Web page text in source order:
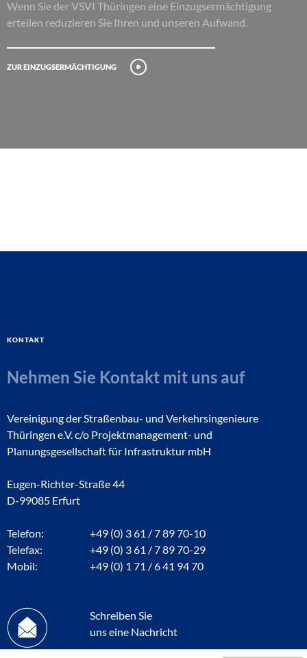
Wenn Sie der VSVI Thüringen eine Einzugsermächtigung
erteilen reduzieren Sie Ihren und unseren Aufwand.
Zur Einzugsermächtigung
Kontakt
Nehmen Sie Kontakt mit uns auf
Vereinigung der Straßenbau- und Verkehrsingenieure
Thüringen e.V. c/o Projektmanagement- und
Planungsgesellschaft für Infrastruktur mbH
Eugen-Richter-Straße 44
D-99085 Erfurt
Telefon:
+49 (0) 3 61 / 7 89 70-10
Telefax:
+49 (0) 3 61 / 7 89 70-29
Mobil:
+49 (0) 1 71 / 6 41 94 70
Schreiben Sie
uns eine Nachricht